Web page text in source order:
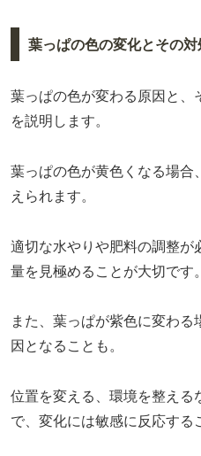
葉っぱの色の変化とその対
葉っぱの色が変わる原因と、
を説明します。
葉っぱの色が黄色くなる場合
えられます。
適切な水やりや肥料の調整が
量を見極めることが大切です。
また、葉っぱが紫色に変わ
因となることも。
位置を変える、環境を整える
で、変化には敏感に反応する